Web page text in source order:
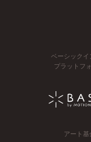
ベーシックイ
プラットフ
アート基